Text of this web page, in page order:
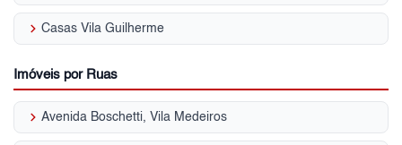
keyboard_arrow_right Casas Vila Guilherme
Imóveis por Ruas
keyboard_arrow_right Avenida Boschetti, Vila Medeiros